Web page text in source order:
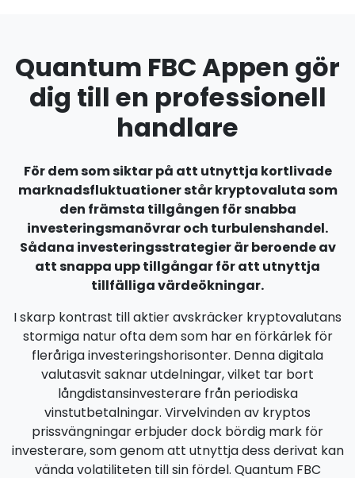
Quantum FBC Appen gör
dig till en professionell
handlare
För dem som siktar på att utnyttja kortlivade
marknadsfluktuationer står kryptovaluta som
den främsta tillgången för snabba
investeringsmanövrar och turbulenshandel.
Sådana investeringsstrategier är beroende av
att snappa upp tillgångar för att utnyttja
tillfälliga värdeökningar.
I skarp kontrast till aktier avskräcker kryptovalutans
stormiga natur ofta dem som har en förkärlek för
fleråriga investeringshorisonter. Denna digitala
valutasvit saknar utdelningar, vilket tar bort
långdistansinvesterare från periodiska
vinstutbetalningar. Virvelvinden av kryptos
prissvängningar erbjuder dock bördig mark för
investerare, som genom att utnyttja dess derivat kan
vända volatiliteten till sin fördel. Quantum FBC